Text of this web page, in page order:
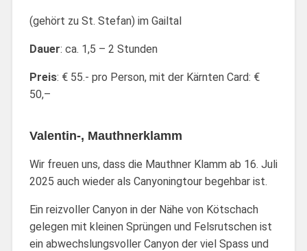
(gehört zu St. Stefan) im Gailtal
Dauer: ca. 1,5 – 2 Stunden
Preis: € 55.- pro Person, mit der Kärnten Card: €
50,–
Valentin-, Mauthnerklamm
Wir freuen uns, dass die Mauthner Klamm ab 16. Juli
2025 auch wieder als Canyoningtour begehbar ist.
Ein reizvoller Canyon in der Nähe von Kötschach
gelegen mit kleinen Sprüngen und Felsrutschen ist
ein abwechslungsvoller Canyon der viel Spass und